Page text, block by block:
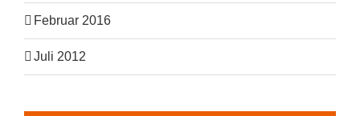
Februar 2016
Juli 2012